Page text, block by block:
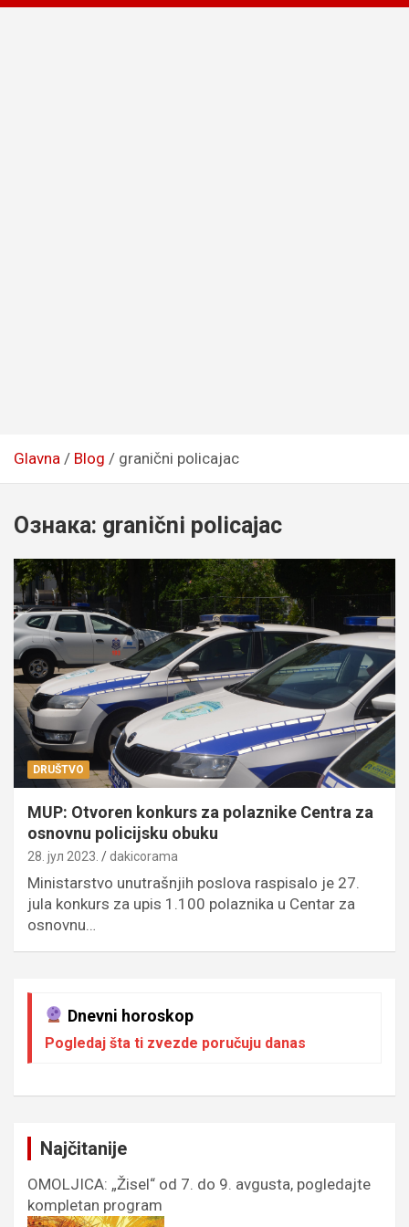
Glavna Blog granični policajac
Ознака: granični policajac
DRUŠTVO
MUP: Otvoren konkurs za polaznike Centra za
osnovnu policijsku obuku
28. јул 2023. dakicorama
Ministarstvo unutrašnjih poslova raspisalo je 27.
jula konkurs za upis 1.100 polaznika u Centar za
osnovnu…
Dnevni horoskop
Pogledaj šta ti zvezde poručuju danas
Najčitanije
OMOLJICA: „Žisel“ od 7. do 9. avgusta, pogledajte
kompletan program